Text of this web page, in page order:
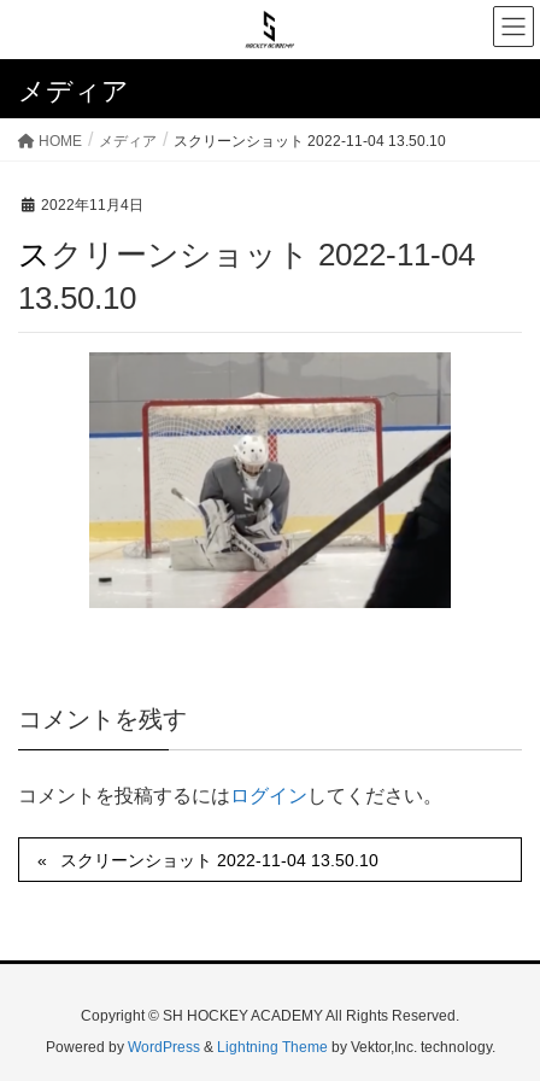
メディア
HOME メディア スクリーンショット 2022-11-04 13.50.10
2022年11月4日
スクリーンショット 2022-11-04
13.50.10
コメントを残す
コメントを投稿するには ログイン してください。
スクリーンショット 2022-11-04 13.50.10
Copyright © SH HOCKEY ACADEMY All Rights Reserved.
Powered by WordPress& Lightning Theme by Vektor,Inc. technology.